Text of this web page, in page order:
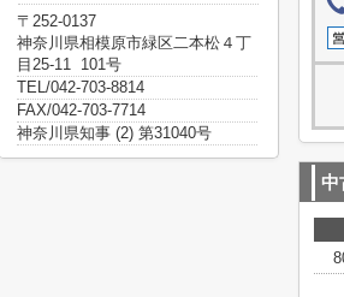
〒252-0137
神奈川県相模原市緑区二本松４丁
目25-11 101号
TEL/042-703-8814
FAX/042-703-7714
神奈川県知事 (2) 第31040号